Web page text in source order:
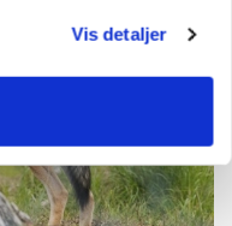
Vis detaljer